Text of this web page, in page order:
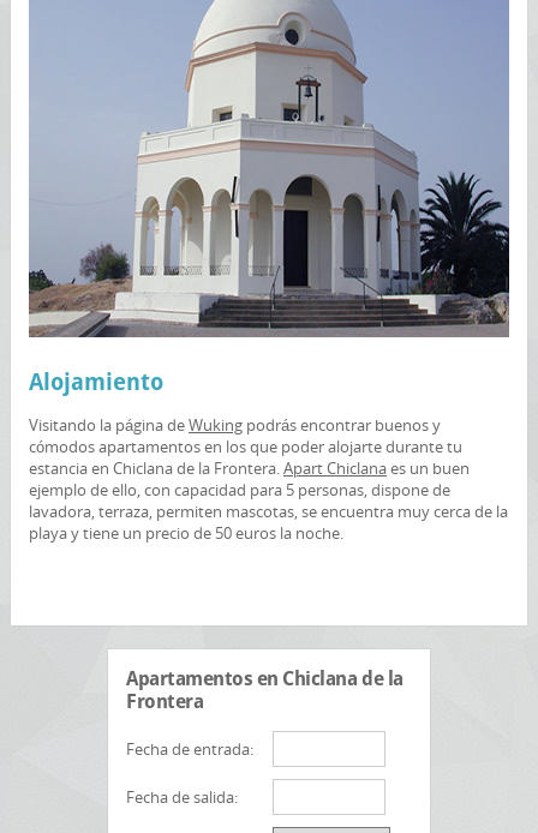
Alojamiento
Visitando la página deWukingpodrás encontrar buenos y
cómodos apartamentos en los que poder alojarte durante tu
estancia en Chiclana de la Frontera.Apart Chiclanaes un buen
ejemplo de ello, con capacidad para 5 personas, dispone de
lavadora, terraza, permiten mascotas, se encuentra muy cerca de la
playa y tiene un precio de 50 euros la noche.
Apartamentos en Chiclana de la
Frontera
Fecha de entrada:
Fecha de salida: